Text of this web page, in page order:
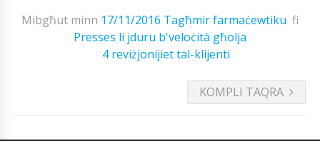
Mibgħut minn 17/11/2016 Tagħmir farmaċewtiku fi
Presses li jduru b'veloċità għolja
4 reviżjonijiet tal-klijenti
KOMPLI TAQRA